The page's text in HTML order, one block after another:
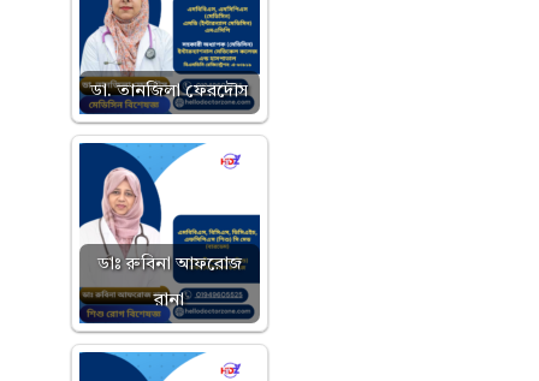
ডা. তানজিলা ফেরদৌস
ডাঃ রুবিনা আফরোজ
রানা